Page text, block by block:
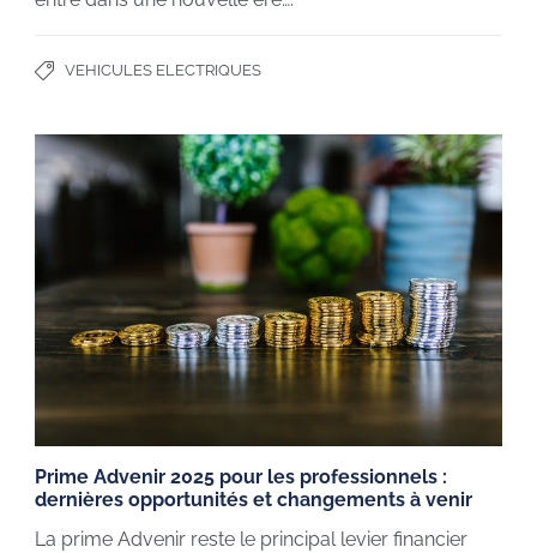
VEHICULES ELECTRIQUES
Prime Advenir 2025 pour les professionnels :
dernières opportunités et changements à venir
La prime Advenir reste le principal levier financier